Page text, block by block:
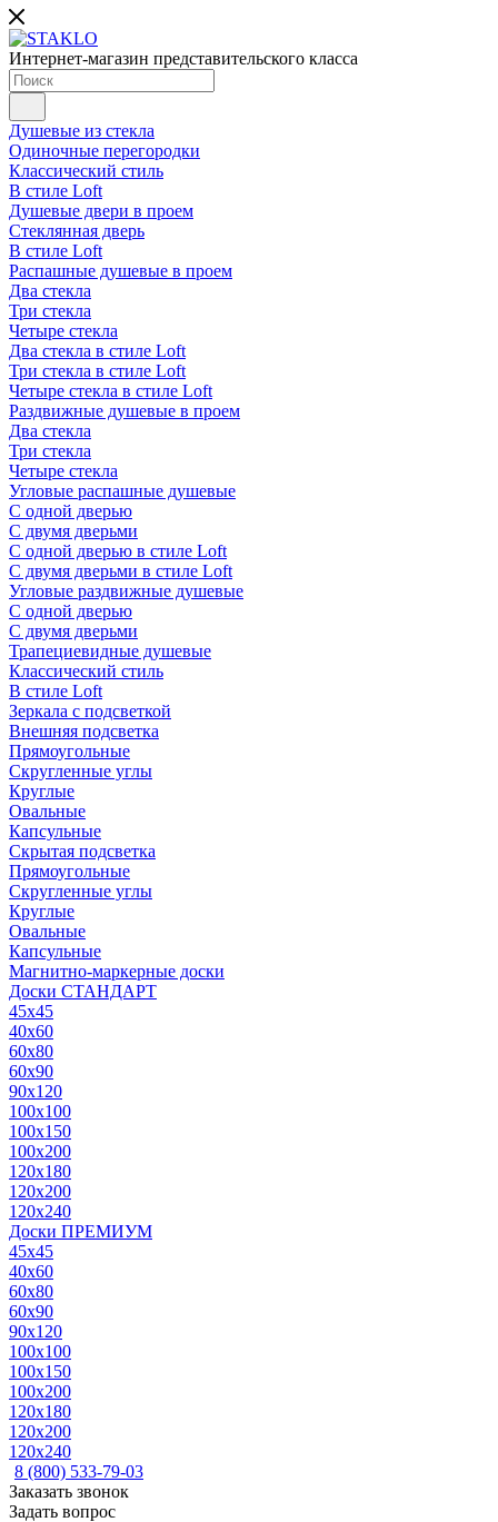
Интернет-магазин представительского класса
Душевые из стекла
Одиночные перегородки
Классический стиль
В стиле Loft
Душевые двери в проем
Стеклянная дверь
В стиле Loft
Распашные душевые в проем
Два стекла
Три стекла
Четыре стекла
Два стекла в стиле Loft
Три стекла в стиле Loft
Четыре стекла в стиле Loft
Раздвижные душевые в проем
Два стекла
Три стекла
Четыре стекла
Угловые распашные душевые
С одной дверью
С двумя дверьми
С одной дверью в стиле Loft
С двумя дверьми в стиле Loft
Угловые раздвижные душевые
С одной дверью
С двумя дверьми
Трапециевидные душевые
Классический стиль
В стиле Loft
Зеркала с подсветкой
Внешняя подсветка
Прямоугольные
Скругленные углы
Круглые
Овальные
Капсульные
Скрытая подсветка
Прямоугольные
Скругленные углы
Круглые
Овальные
Капсульные
Магнитно-маркерные доски
Доски СТАНДАРТ
45x45
40x60
60x80
60x90
90x120
100x100
100x150
100x200
120x180
120x200
120x240
Доски ПРЕМИУМ
45x45
40x60
60x80
60x90
90x120
100x100
100x150
100x200
120x180
120x200
120x240
8 (800) 533-79-03
Заказать звонок
Задать вопрос